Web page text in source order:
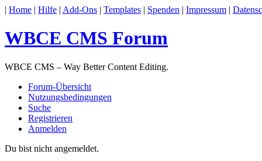
| Home | Hilfe | Add-Ons | Templates | Spenden | Impressum |
WBCE CMS Forum
WBCE CMS – Way Better Content Editing.
Forum-Übersicht
Nutzungsbedingungen
Suche
Registrieren
Anmelden
Du bist nicht angemeldet.